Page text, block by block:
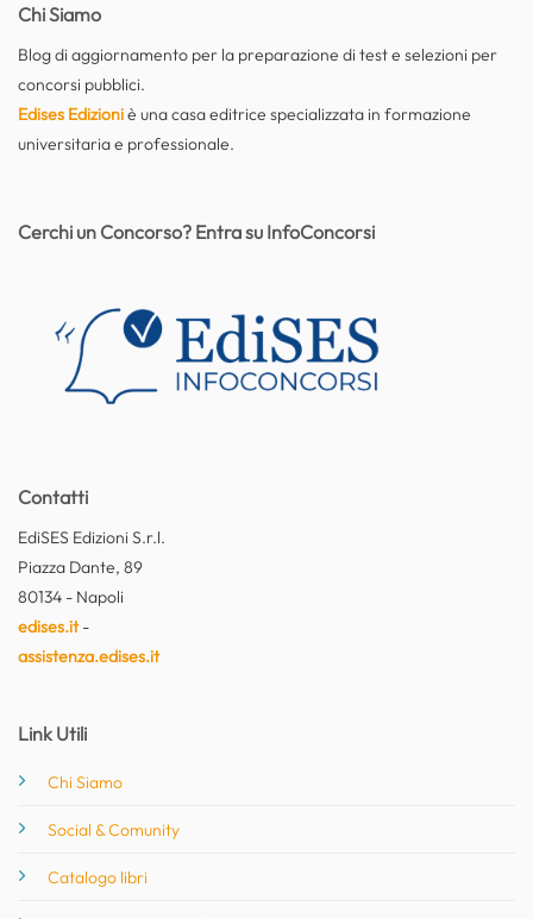
Chi Siamo
Blog di aggiornamento per la preparazione di test e selezioni per
concorsi pubblici.
Edises Edizioniè una casa editrice specializzata in formazione
universitaria e professionale.
Contatti
EdiSES Edizioni S.r.l.
Piazza Dante, 89
80134 - Napoli
edises.it-
assistenza.edises.it
Link Utili
Chi Siamo
Social & Comunity
Catalogo libri
Cerchi un Concorso? Entra su InfoConcorsi